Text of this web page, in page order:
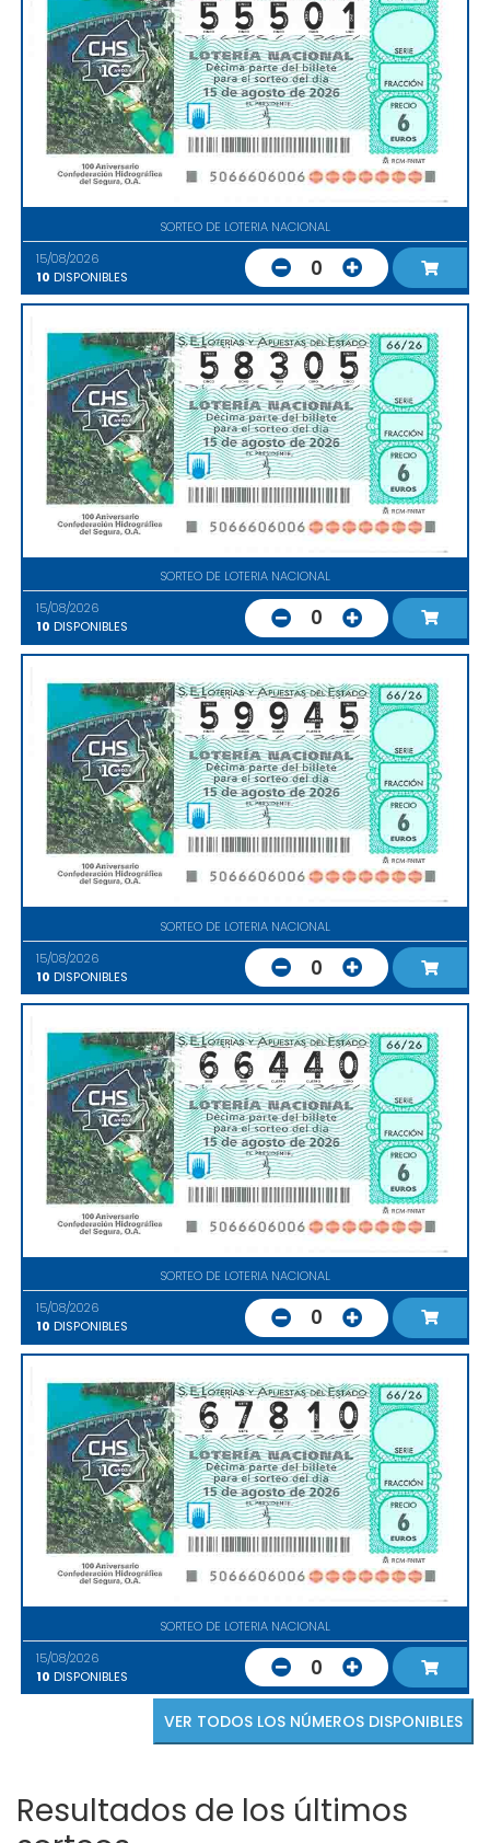
SORTEO DE LOTERIA NACIONAL
15/08/2026
10 DISPONIBLES 0
SORTEO DE LOTERIA NACIONAL
15/08/2026
10 DISPONIBLES 0
SORTEO DE LOTERIA NACIONAL
15/08/2026
10 DISPONIBLES 0
SORTEO DE LOTERIA NACIONAL
15/08/2026
10 DISPONIBLES 0
SORTEO DE LOTERIA NACIONAL
15/08/2026
10 DISPONIBLES 0
VER TODOS LOS NÚMEROS DISPONIBLES
Resultados de los últimos